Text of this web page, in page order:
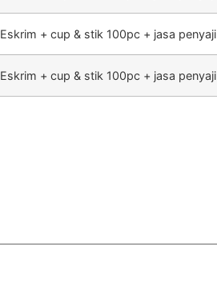
Eskrim + cup & stik 100pc + jasa penyaji
Eskrim + cup & stik 100pc + jasa penyaji